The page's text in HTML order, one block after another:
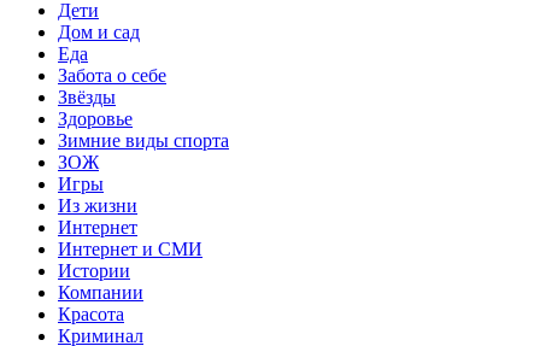
Дети
Дом и сад
Еда
Забота о себе
Звёзды
Здоровье
Зимние виды спорта
ЗОЖ
Игры
Из жизни
Интернет
Интернет и СМИ
Истории
Компании
Красота
Криминал